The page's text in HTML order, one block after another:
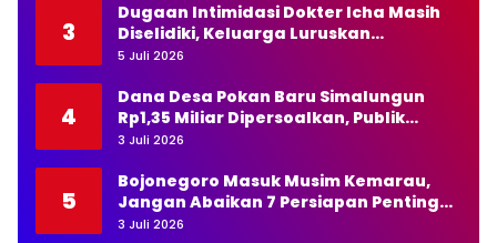
3
Dugaan Intimidasi Dokter Icha Masih
Diselidiki, Keluarga Luruskan
Pernyataan Kapolda NTT
5 Juli 2026
4
Dana Desa Pokan Baru Simalungun
Rp1,35 Miliar Dipersoalkan, Publik
Pertanyakan Transparansi Kades
3 Juli 2026
5
Bojonegoro Masuk Musim Kemarau,
Jangan Abaikan 7 Persiapan Penting
Ini
3 Juli 2026